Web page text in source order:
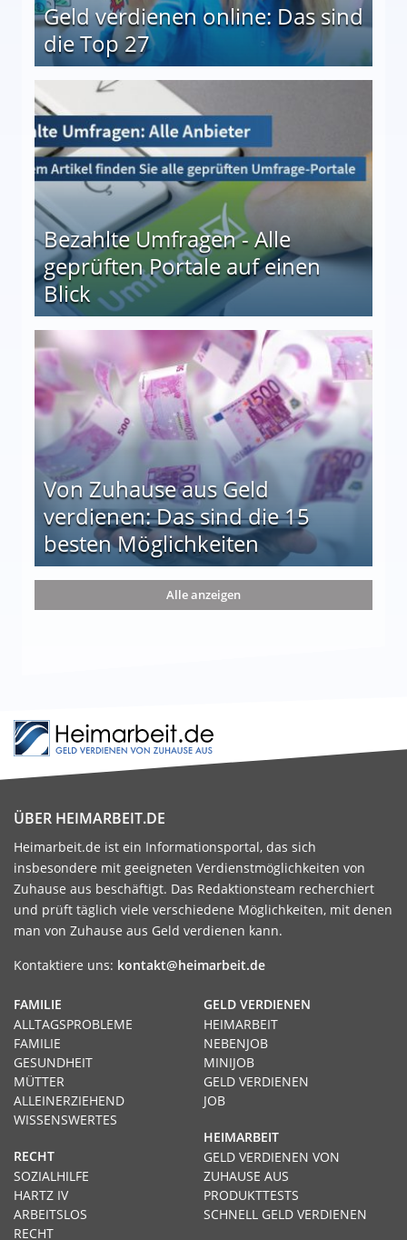
Geld verdienen online: Das sind
die Top 27
Bezahlte Umfragen - Alle
geprüften Portale auf einen
Blick
auf einen Blick
Von Zuhause aus Geld
verdienen: Das sind die 15
besten Möglichkeiten
die 15 besten Möglichkeiten
Alle anzeigen
ÜBER HEIMARBEIT.DE
Heimarbeit.de ist ein Informationsportal, das sich
insbesondere mit geeigneten Verdienstmöglichkeiten von
Zuhause aus beschäftigt. Das Redaktionsteam recherchiert
und prüft täglich viele verschiedene Möglichkeiten, mit denen
man von Zuhause aus Geld verdienen kann.
Kontaktiere uns: kontakt@heimarbeit.de
GELD VERDIENEN
HEIMARBEIT
NEBENJOB
MINIJOB
GELD VERDIENEN
JOB
HEIMARBEIT
GELD VERDIENEN VON
ZUHAUSE AUS
PRODUKTTESTS
SCHNELL GELD VERDIENEN
FAMILIE
ALLTAGSPROBLEME
FAMILIE
GESUNDHEIT
MÜTTER
ALLEINERZIEHEND
WISSENSWERTES
RECHT
SOZIALHILFE
HARTZ IV
ARBEITSLOS
RECHT